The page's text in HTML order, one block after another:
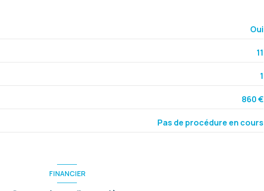
Oui
11
1
860 €
Pas de procédure en cours
FINANCIER